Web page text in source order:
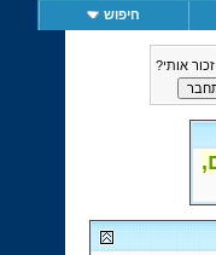
חיפוש
זכור אותי?